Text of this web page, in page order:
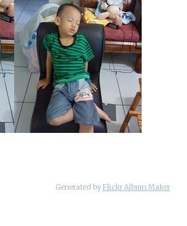
Generated byFlickr Album Maker